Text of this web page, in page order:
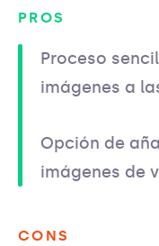
PROS
Proceso
imágenes a
Opción de
imágenes de
CONS